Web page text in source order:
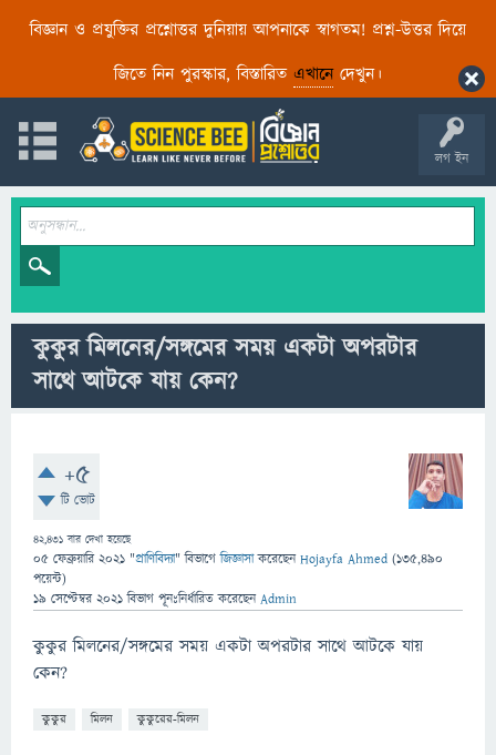
বিজ্ঞান ও প্রযুক্তির প্রশ্নোত্তর দুনিয়ায় আপনাকে স্বাগতম! প্রশ্ন-উত্তর দিয়ে
জিতে নিন পুরস্কার, বিস্তারিত এখানেদেখুন।
লগ ইন
কুকুর মিলনের/সঙ্গমের সময় একটা অপরটার
সাথে আটকে যায় কেন?
+5
টি ভোট
42,431 বার দেখা হয়েছে
05 ফেব্রুয়ারি 2021 "প্রাণিবিদ্যা" বিভাগে জিজ্ঞাসাকরেছেনHojayfa Ahmed (135,490
পয়েন্ট)
19 সেপ্টেম্বর 2021 বিভাগ পূনঃনির্ধারিত করেছেনAdmin
কুকুর মিলনের/সঙ্গমের সময় একটা অপরটার সাথে আটকে যায়
কেন?
কুকুর মিলন কুকুরের-মিলন